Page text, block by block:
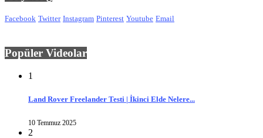
Facebook Twitter Instagram Pinterest Youtube Email
Popüler Videolar
1
Land Rover Freelander Testi | İkinci Elde Nelere...
10 Temmuz 2025
2